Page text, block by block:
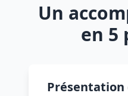
Un
en 5
Présentation